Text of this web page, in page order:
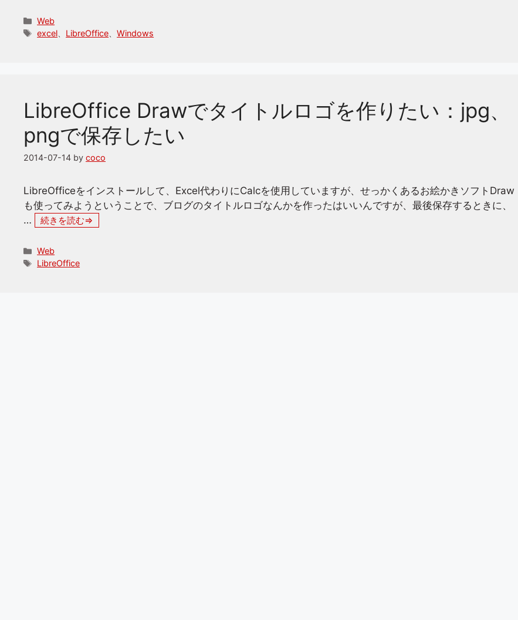
カ
テ
Web
タ
excel LibreOffice 、Windows
LibreOffice Drawでタイトルロゴを作りたい：jpg、
pngで保存したい
2014-07-14 by coco
LibreOfficeをインストールして、Excel代わりにCalcを使用していますが、せっかくあるお絵かきソフトDraw
も使ってみようということで、ブログのタイトルロゴなんかを作ったはいいんですが、最後保存するときに、
…
続きを読む
カ
テ
Web
タ
LibreOffice